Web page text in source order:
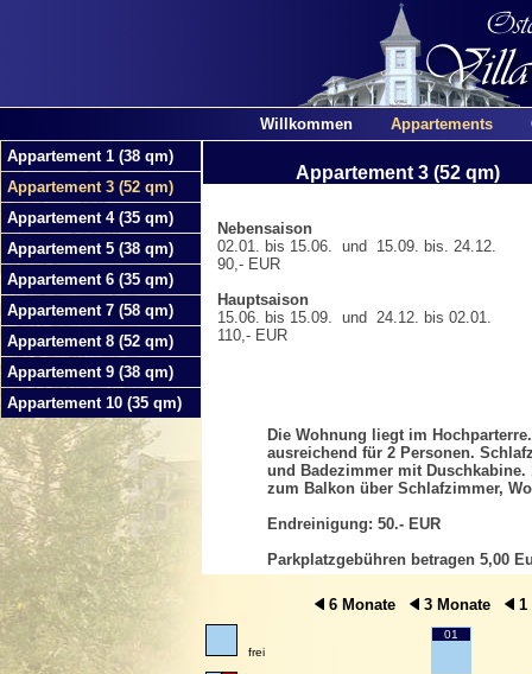
Willkommen Appartements
Appartement 1 (38 qm)
Appartement 3 (52 qm)
Appartement 4 (35 qm)
Appartement 5 (38 qm)
Appartement 6 (35 qm)
Appartement 7 (58 qm)
Appartement 8 (52 qm)
Appartement 9 (38 qm)
Appartement 10 (35 qm)
Appartement 3 (52 qm)
Nebensaison
02.01. bis 15.06. und 15.09. bis. 24.12.
90,- EUR
Hauptsaison
15.06. bis 15.09. und 24.12. bis 02.01.
110,- EUR
Die Wohnung liegt im
ausreichend für 2 Personen.
und Badezimmer mit
zum Balkon über Schlafzimmer,
Endreinigung: 50.- EUR
Parkplatzgebühren betragen 5,00
6 Monate 3 Monate 1
frei
01